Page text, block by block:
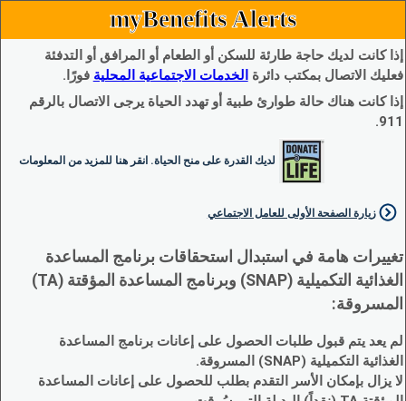
myBenefits Alerts
إذا كانت لديك حاجة طارئة للسكن أو الطعام أو المرافق أو التدفئة
فعليك الاتصال بمكتب دائرة الخدمات الاجتماعية المحلية فورًا.
إذا كانت هناك حالة طوارئ طبية أو تهدد الحياة يرجى الاتصال بالرقم
911.
لديك القدرة على منح الحياة. انقر هنا للمزيد من المعلومات
زيارة الصفحة الأولى للعامل الاجتماعي
تغييرات هامة في استبدال استحقاقات برنامج المساعدة
الغذائية التكميلية (SNAP) وبرنامج المساعدة المؤقتة (TA)
المسروقة:
لم يعد يتم قبول طلبات الحصول على إعانات برنامج المساعدة
الغذائية التكميلية (SNAP) المسروقة.
لا يزال بإمكان الأسر التقدم بطلب للحصول على إعانات المساعدة